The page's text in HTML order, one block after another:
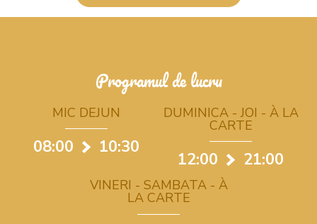
Programul de lucru
MIC DEJUN
08:00 10:30
DUMINICA - JOI - À LA
CARTE
12:00 21:00
VINERI - SAMBATA - À
LA CARTE